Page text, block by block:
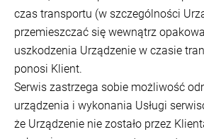
czas transportu (w szczególności
przemieszczać się wewnątrz
uszkodzenia Urządzenie w czasie
ponosi Klient.
Serwis zastrzega sobie możliwość
urządzenia i wykonania Usługi
że Urządzenie nie zostało przez